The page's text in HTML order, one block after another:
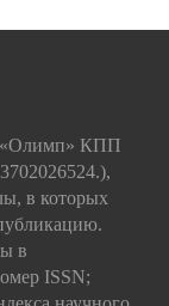
«Олимп» КПП
в которых
в
ISSN;